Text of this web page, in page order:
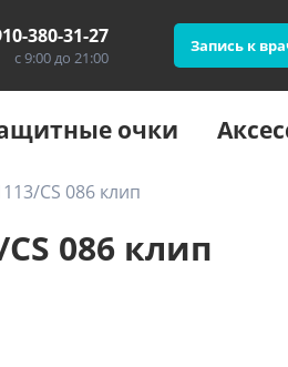
380-31-27
с 9:00 до 21:00
Запись к
очки
CS 086 клип
086 клип